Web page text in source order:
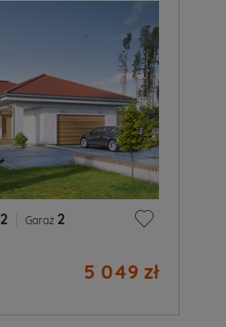
2 Garaż 2
5 049 zł